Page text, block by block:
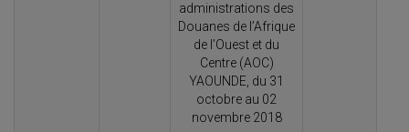
administrations des
Douanes de l’Afrique
de l’Ouest et du
Centre (AOC)
YAOUNDE, du 31
octobre au 02
novembre 2018